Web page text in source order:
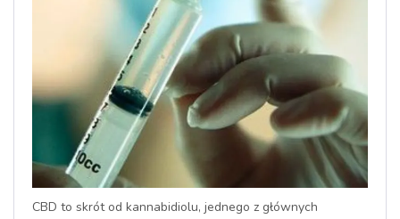
CBD to skrót od kannabidiolu, jednego z głównych